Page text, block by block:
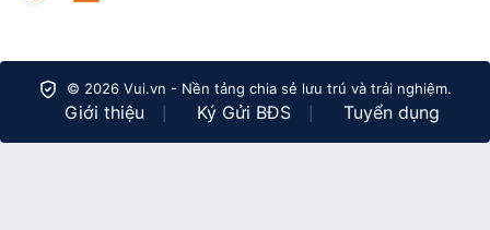
© 2026 Vui.vn - Nền tảng chia sẻ lưu trú và trải nghiệm.
Giới thiệu Ký Gửi BĐS Tuyển dụng